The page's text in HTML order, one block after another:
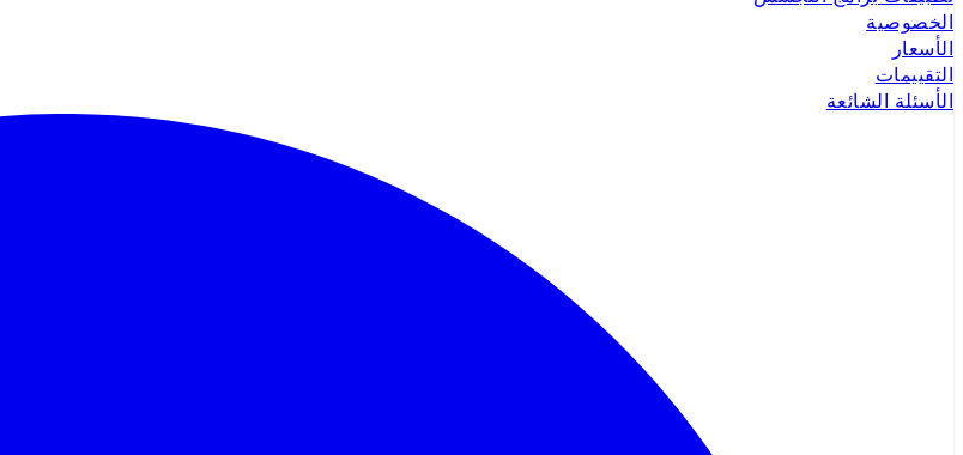
الخصوصية
الأسعار
التقييمات
الأسئلة الشائعة